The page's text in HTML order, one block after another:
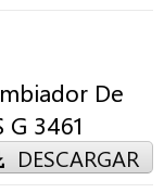
De
3461
DESCARGAR